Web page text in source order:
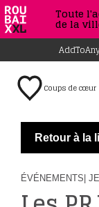
Toute
de la
Coups de cœur
Retour à la
ÉVÉNEMENTS |